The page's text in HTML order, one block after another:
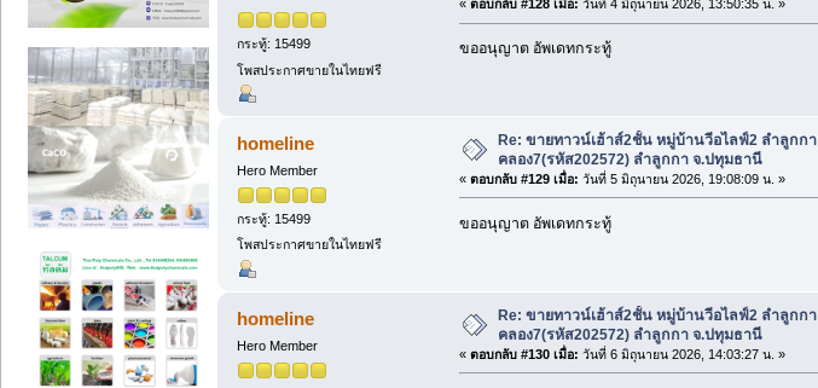
กระทู้: 15499
โพสประกาศขายในไทยฟรี
« ตอบกลับ #128 เมื่อ: วันที่ 4 มิถุนายน 2026, 13:50:35 น. »
ขออนุญาต อัพเดทกระทู้
homeline
Hero Member
กระทู้: 15499
โพสประกาศขายในไทยฟรี
Re: ขายทาวน์เฮ้าส์2ชั้น หมู่บ้านวีอไลฟ์2 ลำลูกกา
คลอง7(รหัส202572) ลำลูกกา จ.ปทุมธานี
« ตอบกลับ #129 เมื่อ: วันที่ 5 มิถุนายน 2026, 19:08:09 น. »
ขออนุญาต อัพเดทกระทู้
homeline
Hero Member
Re: ขายทาวน์เฮ้าส์2ชั้น หมู่บ้านวีอไลฟ์2 ลำลูกกา
คลอง7(รหัส202572) ลำลูกกา จ.ปทุมธานี
« ตอบกลับ #130 เมื่อ: วันที่ 6 มิถุนายน 2026, 14:03:27 น. »